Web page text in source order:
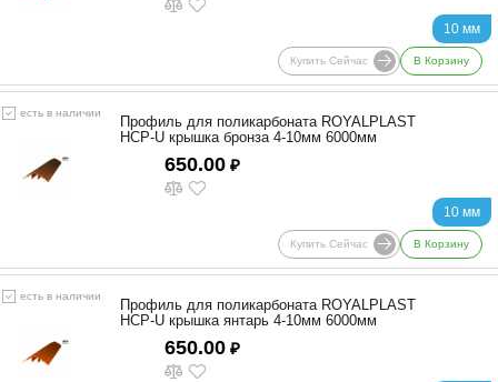
10 мм
Купить Сейчас В Корзину
есть в наличии
10 мм
Профиль для поликарбоната ROYALPLAST
HCP-U крышка бронза 4-10мм 6000мм
650.00 ₽
Купить Сейчас В Корзину
есть в наличии
Профиль для поликарбоната ROYALPLAST
HCP-U крышка янтарь 4-10мм 6000мм
650.00 ₽